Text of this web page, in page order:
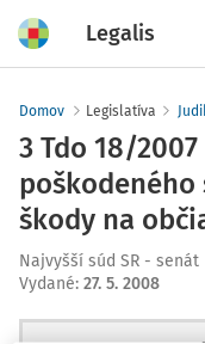
Legalis
Domov Legislatíva
3 Tdo 18/
poškodeného
škody na
Najvyšší súd SR - senát
Vydané: 27. 5. 2008